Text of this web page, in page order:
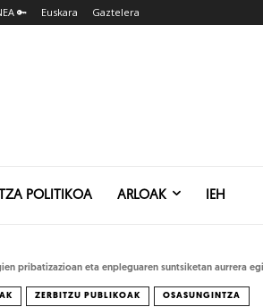
🔑 Euskara Gaztelera
POLITIKOA ARLOAK IEH
pribatizazioan eta enpleguaren suntsiketan aurrera
ZERBITZU PUBLIKOAK OSASUNGINTZA